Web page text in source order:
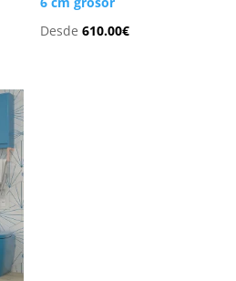
Desde 610.00€